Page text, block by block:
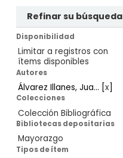
Refinar su búsqueda
Disponibilidad
Limitar a registros con
ítems disponibles
Autores
Álvarez Illanes, Jua... [x]
Colecciones
Colección Bibliográfica
Bibliotecas depositarias
Mayorazgo
Tipos de ítem